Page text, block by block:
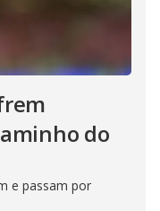
do
e passam por